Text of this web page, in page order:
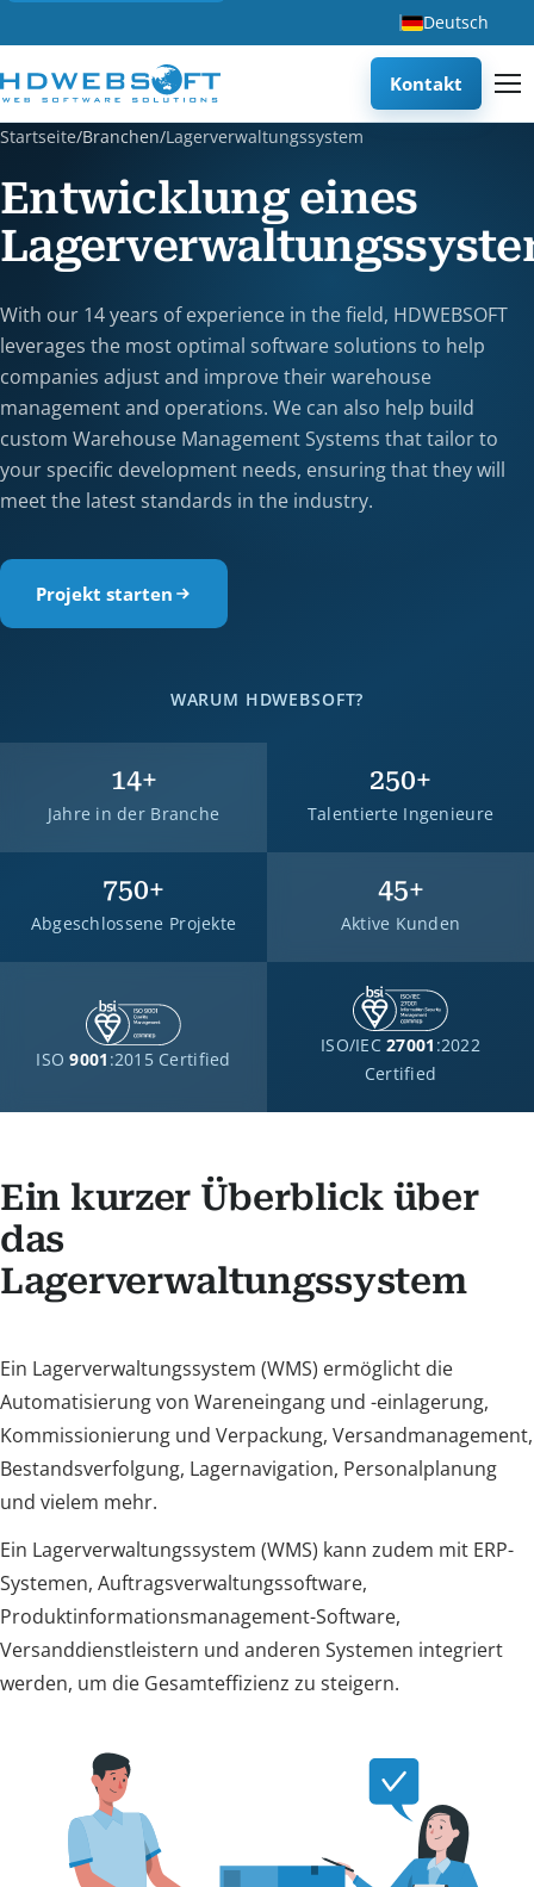
Deutsch
Kontakt
Startseite/Branchen/Lagerverwaltungssystem
Entwicklung eines
With our 14 years of experience in the field, HDWEBSOFT
leverages the most optimal software solutions to help
companies adjust and improve their warehouse
management and operations. We can also help build
custom Warehouse Management Systems that tailor to
your specific development needs, ensuring that they will
meet the latest standards in the industry.
Projekt starten
WARUM HDWEBSOFT?
14+
Jahre in der Branche
250+
Talentierte Ingenieure
750+
Abgeschlossene Projekte
45+
Aktive Kunden
ISO9001 :2015 Certified
ISO/IEC27001 :2022
Certified
Ein kurzer Überblick über
das
Lagerverwaltungssystem
Ein Lagerverwaltungssystem (WMS) ermöglicht die
Automatisierung von Wareneingang und -einlagerung,
Kommissionierung und Verpackung, Versandmanagement,
Bestandsverfolgung, Lagernavigation, Personalplanung
und vielem mehr.
Ein Lagerverwaltungssystem (WMS) kann zudem mit ERP-
Systemen, Auftragsverwaltungssoftware,
Produktinformationsmanagement-Software,
Versanddienstleistern und anderen Systemen integriert
werden, um die Gesamteffizienz zu steigern.